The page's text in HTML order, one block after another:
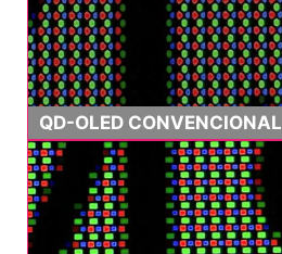
QD-OLED CONVENCIONAL